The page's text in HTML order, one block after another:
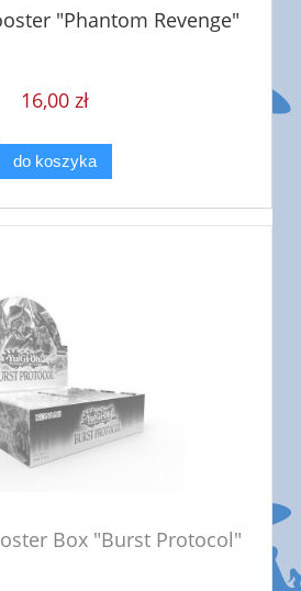
"Phantom Revenge"
16,00 zł
do koszyka
Box "Burst Protocol"